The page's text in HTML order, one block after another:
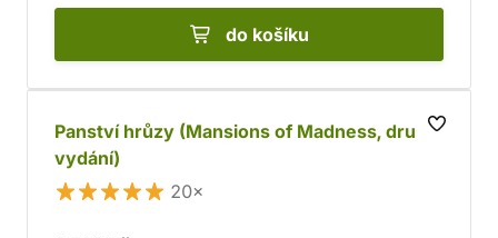
do košíku
Panství hrůzy (Mansions of Madness, druhé
vydání)
20×